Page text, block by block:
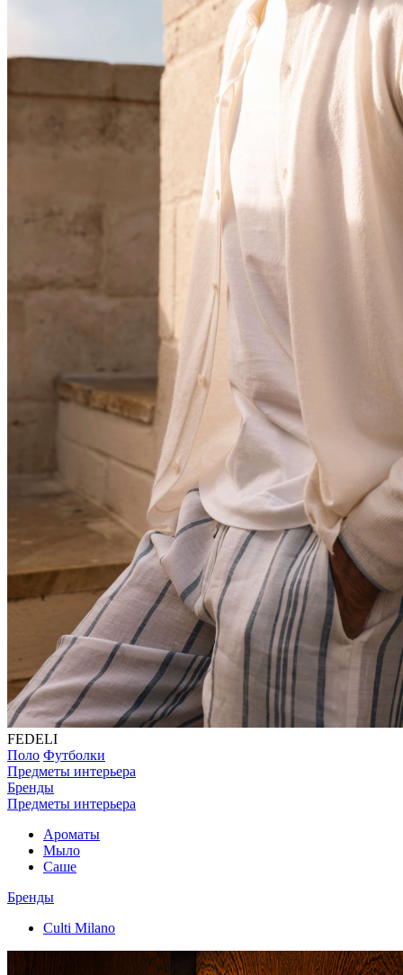
FEDELI
Поло Футболки
Предметы интерьера
Бренды
Предметы интерьера
Ароматы
Мыло
Саше
Бренды
Culti Milano